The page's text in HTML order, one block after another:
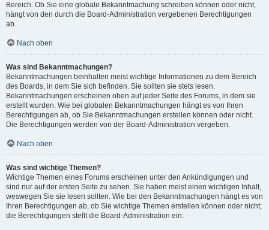
Bereich. Ob Sie eine globale Bekanntmachung schreiben können oder nicht,
hängt von den durch die Board-Administration vergebenen Berechtigungen
ab.
Nach oben
Was sind Bekanntmachungen?
Bekanntmachungen beinhalten meist wichtige Informationen zu dem Bereich
des Boards, in dem Sie sich befinden. Sie sollten sie stets lesen.
Bekanntmachungen erscheinen oben auf jeder Seite des Forums, in dem sie
erstellt wurden. Wie bei globalen Bekanntmachungen hängt es von Ihren
Berechtigungen ab, ob Sie Bekanntmachungen erstellen können oder nicht.
Die Berechtigungen werden von der Board-Administration vergeben.
Nach oben
Was sind wichtige Themen?
Wichtige Themen eines Forums erscheinen unter den Ankündigungen und
sind nur auf der ersten Seite zu sehen. Sie haben meist einen wichtigen Inhalt,
weswegen Sie sie lesen sollten. Wie bei den Bekanntmachungen hängt es von
Ihren Berechtigungen ab, ob Sie wichtige Themen erstellen können oder nicht;
die Berechtigungen stellt die Board-Administration ein.